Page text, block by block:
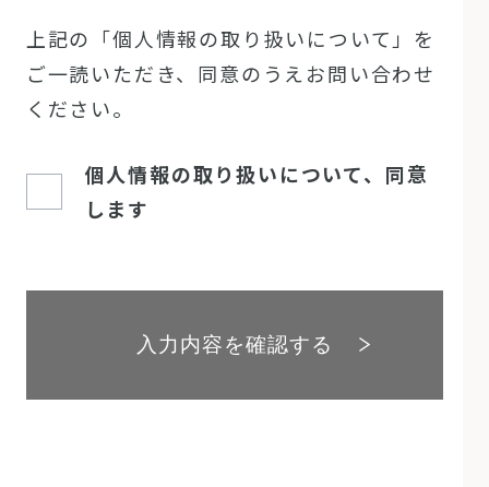
（ｃ）利用目的
相談会受付、連絡等に限り利用します。
当社は、次の場合を除き、お客様の個人
情報を第三者に開示および提供は致しま
・法令に基づく場合
に必要であって、お客様の同意を取るこ
上記の「個人情報の取り扱いについて」を
ご一読いただき、同意のうえお問い合わせ
ください。
個人情報の取り扱いについて、同意
します